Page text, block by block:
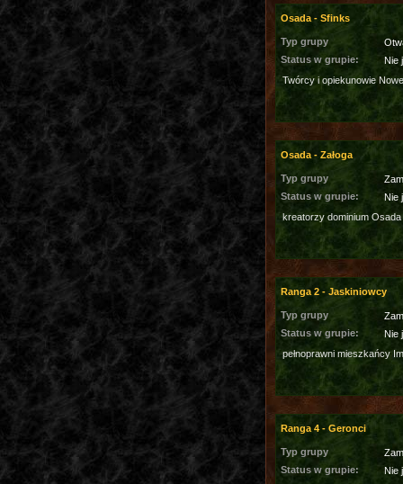
Osada - Sfinks
Typ grupy
Status w grupie:
Nie
Twórcy i opiekunowie
Osada - Załoga
Typ grupy
Status w grupie:
Nie
kreatorzy dominium Osada
Ranga 2 - Jaskiniowcy
Typ grupy
Status w grupie:
Nie
pełnoprawni mieszkańcy
Ranga 4 - Geronci
Typ grupy
Status w grupie:
Nie